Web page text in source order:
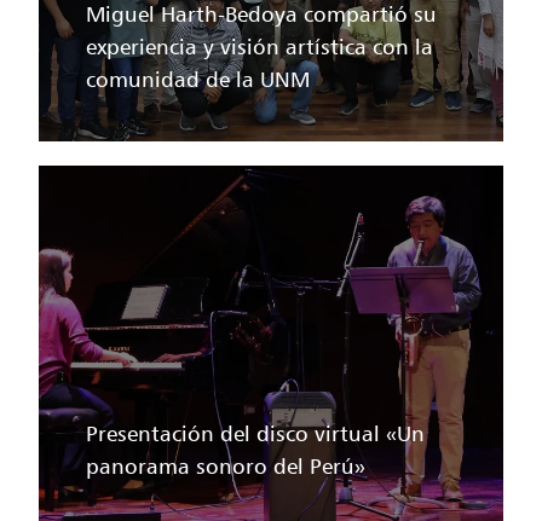
Miguel Harth-Bedoya compartió su
experiencia y visión artística con la
comunidad de la UNM
Presentación del disco virtual «Un
panorama sonoro del Perú»